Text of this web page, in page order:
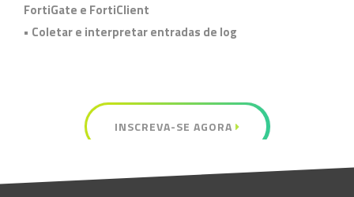
FortiGate e FortiClient
• Coletar e interpretar entradas de log
INSCREVA-SE AGORA